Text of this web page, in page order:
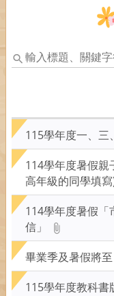
輸
入
關
鍵
字
後
下
Enter
詢
115學年度一、三
114學年度暑假親
高年級的同學填
114學年度暑假「
信」
畢業季及暑假將
115學年度教科書